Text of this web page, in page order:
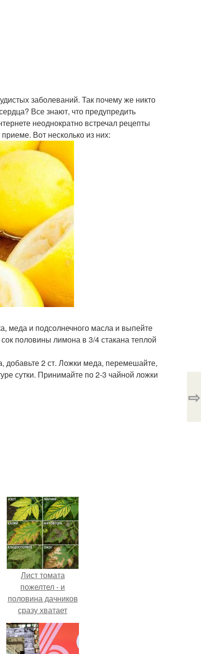
заболеваний. Так почему же никто
Все знают, что предупредить
неоднократно встречал рецепты
Вот несколько из них:
меда и подсолнечного масла и выпейте
половины лимона в 3/4 стакана теплой
добавьте 2 ст. Ложки меда, перемешайте,
сутки. Принимайте по 2-3 чайной ложки
⇨
Лист томата
пожелтел - и
половина дачников
сразу хватает
удобрение.